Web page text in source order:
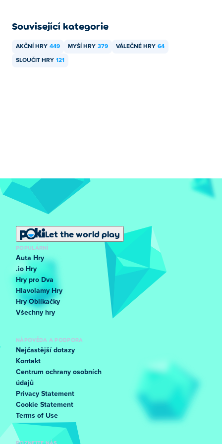
Související kategorie
AKČNÍ HRY 449 MYŠÍ HRY 379 VÁLEČNÉ HRY 64
SLOUČIT HRY 121
Let the world play
POPULÁRNÍ
Auta Hry
.io Hry
Hry pro Dva
Hlavolamy Hry
Hry Oblíkačky
Všechny hry
NÁPOVĚDA A PODPORA
Nejčastější dotazy
Kontakt
Centrum ochrany osobních
údajů
Privacy Statement
Cookie Statement
Terms of Use
POZNEJTE NÁS